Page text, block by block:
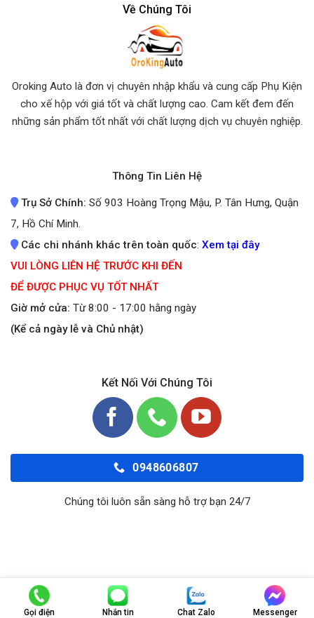
Về Chúng Tôi
Oroking Auto là đơn vị chuyên nhập khẩu và cung cấp Phụ Kiện
cho xế hộp với giá tốt và chất lượng cao. Cam kết đem đến
những sản phẩm tốt nhất với chất lượng dịch vụ chuyên nghiệp.
Thông Tin Liên Hệ
Trụ Sở Chính: Số 903 Hoàng Trọng Mậu, P. Tân Hưng, Quận
7, Hồ Chí Minh.
Các chi nhánh khác trên toàn quốc: Xem tại đây
VUI LÒNG LIÊN HỆ TRƯỚC KHI ĐẾN
ĐỂ ĐƯỢC PHỤC VỤ TỐT NHẤT
Giờ mở cửa: Từ 8:00 - 17:00 hằng ngày
(Kể cả ngày lễ và Chủ nhật)
Kết Nối Với Chúng Tôi
0948606807
Chúng tôi luôn sẵn sàng hỗ trợ bạn 24/7
Copyright 2026 © Orokingauto.Com
Gọi điện Nhắn tin Chat Zalo Messenger